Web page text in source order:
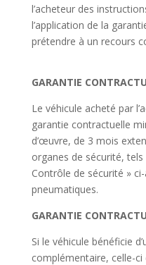
l’acheteur des
l’application de la
prétendre à un recours
GARANTIE
Le véhicule acheté par
garantie contractuelle
d’œuvre, de 3 mois
organes de sécurité, tels
Contrôle de sécurité »
pneumatiques.
GARANTIE
Si le véhicule bénéficie
complémentaire, celle-